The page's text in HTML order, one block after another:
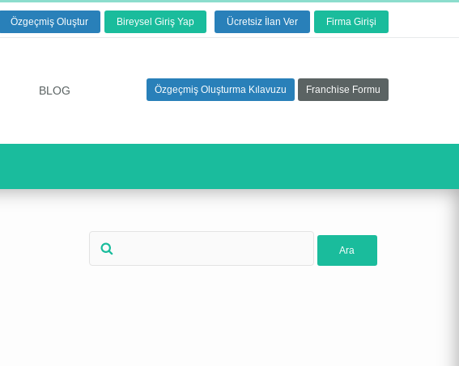
Özgeçmiş Oluştur Bireysel Giriş Yap Firma Girişi
Ücretsiz İlan Ver
BLOG Özgeçmiş Oluşturma Kılavuzu Franchise Formu